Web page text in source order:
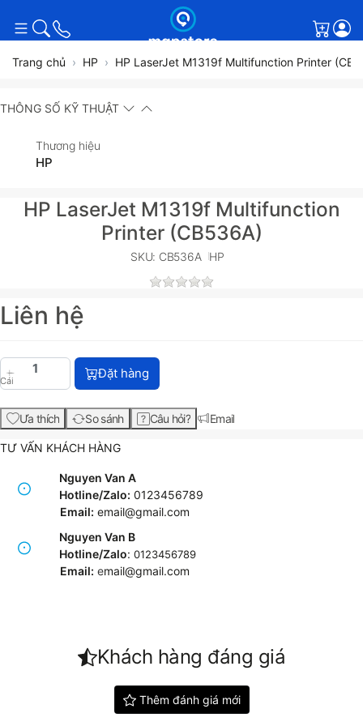
Giỏ
Trang chủ HP HP LaserJet M1319f Multifunction Printer
THÔNG SỐ KỸ THUẬT
Thương hiệu
HP
HP LaserJet M1319f Multifunction
Printer (CB536A)
SKU: CB536A HP
Liên hệ
Cái
HP LaserJet M1319f Multifunction Printer
Đặt hàng
Ưa thích So sánh Câu hỏi? Email
TƯ VẤN KHÁCH HÀNG
Nguyen Van A
Hotline/Zalo: 0123456789
Email: email@gmail.com
Nguyen Van B
Hotline/Zalo: 0123456789
Email: email@gmail.com
Khách hàng đáng giá
Thêm đánh giá mới